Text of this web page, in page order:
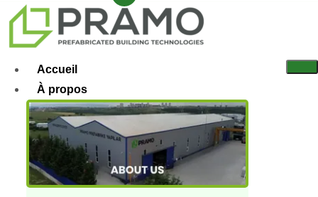
Accueil
À propos